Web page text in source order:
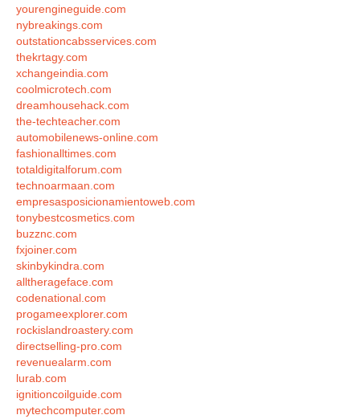
yourengineguide.com
nybreakings.com
outstationcabsservices.com
thekrtagy.com
xchangeindia.com
coolmicrotech.com
dreamhousehack.com
the-techteacher.com
automobilenews-online.com
fashionalltimes.com
totaldigitalforum.com
technoarmaan.com
empresasposicionamientoweb.com
tonybestcosmetics.com
buzznc.com
fxjoiner.com
skinbykindra.com
alltherageface.com
codenational.com
progameexplorer.com
rockislandroastery.com
directselling-pro.com
revenuealarm.com
lurab.com
ignitioncoilguide.com
mytechcomputer.com